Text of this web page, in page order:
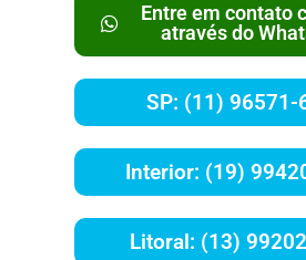
Entre em contato
através do
SP: (11) 96571-
Interior: (19)
Litoral: (13)